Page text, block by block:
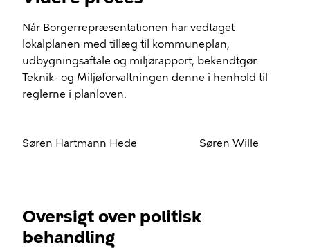
Når Borgerrepræsentationen har vedtaget
lokalplanen med tillæg til kommuneplan,
udbygningsaftale og miljørapport, bekendtgør
Teknik- og Miljøforvaltningen denne i henhold til
reglerne i planloven.
Søren Hartmann Hede Søren Wille
Oversigt over politisk
behandling